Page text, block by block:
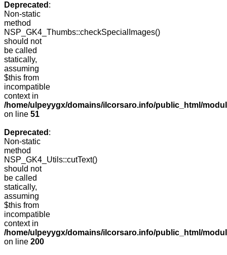
Deprecated :
Non-static
method
NSP_GK4_Thumbs::checkSpecialImages()
should not
be called
statically,
assuming
$this from
incompatible
context in
/home/ulpeyygx/domains/ilcorsaro.info/public_html/
on line 51
Deprecated :
Non-static
method
NSP_GK4_Utils::cutText()
should not
be called
statically,
assuming
$this from
incompatible
context in
/home/ulpeyygx/domains/ilcorsaro.info/public_html/
on line 200